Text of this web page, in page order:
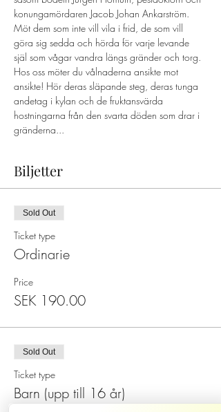
konungamördaren Jacob Johan Ankarström.
Möt dem som inte vill vila i frid, de som vill
göra sig sedda och hörda för varje levande
själ som vågar vandra längs gränder och torg.
Hos oss möter du vålnaderna ansikte mot
ansikte! Hör deras släpande steg, deras tunga
andetag i kylan och de fruktansvärda
hostningarna från den svarta döden som drar i
gränderna...
Biljetter
Sold Out
Ticket type
Ordinarie
Price
SEK 190.00
Sold Out
Ticket type
Barn (upp till 16 år)